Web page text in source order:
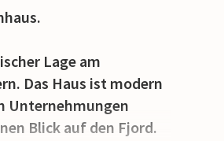
Lage am
Das Haus ist modern
Unternehmungen
Blick auf den Fjord.